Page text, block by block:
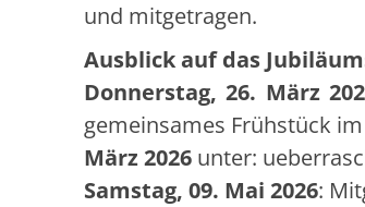
und mitgetragen.
Ausblick auf das
Donnerstag, 26. März
gemeinsames Frühstück
März 2026 unter:
Samstag, 09. Mai 2026: